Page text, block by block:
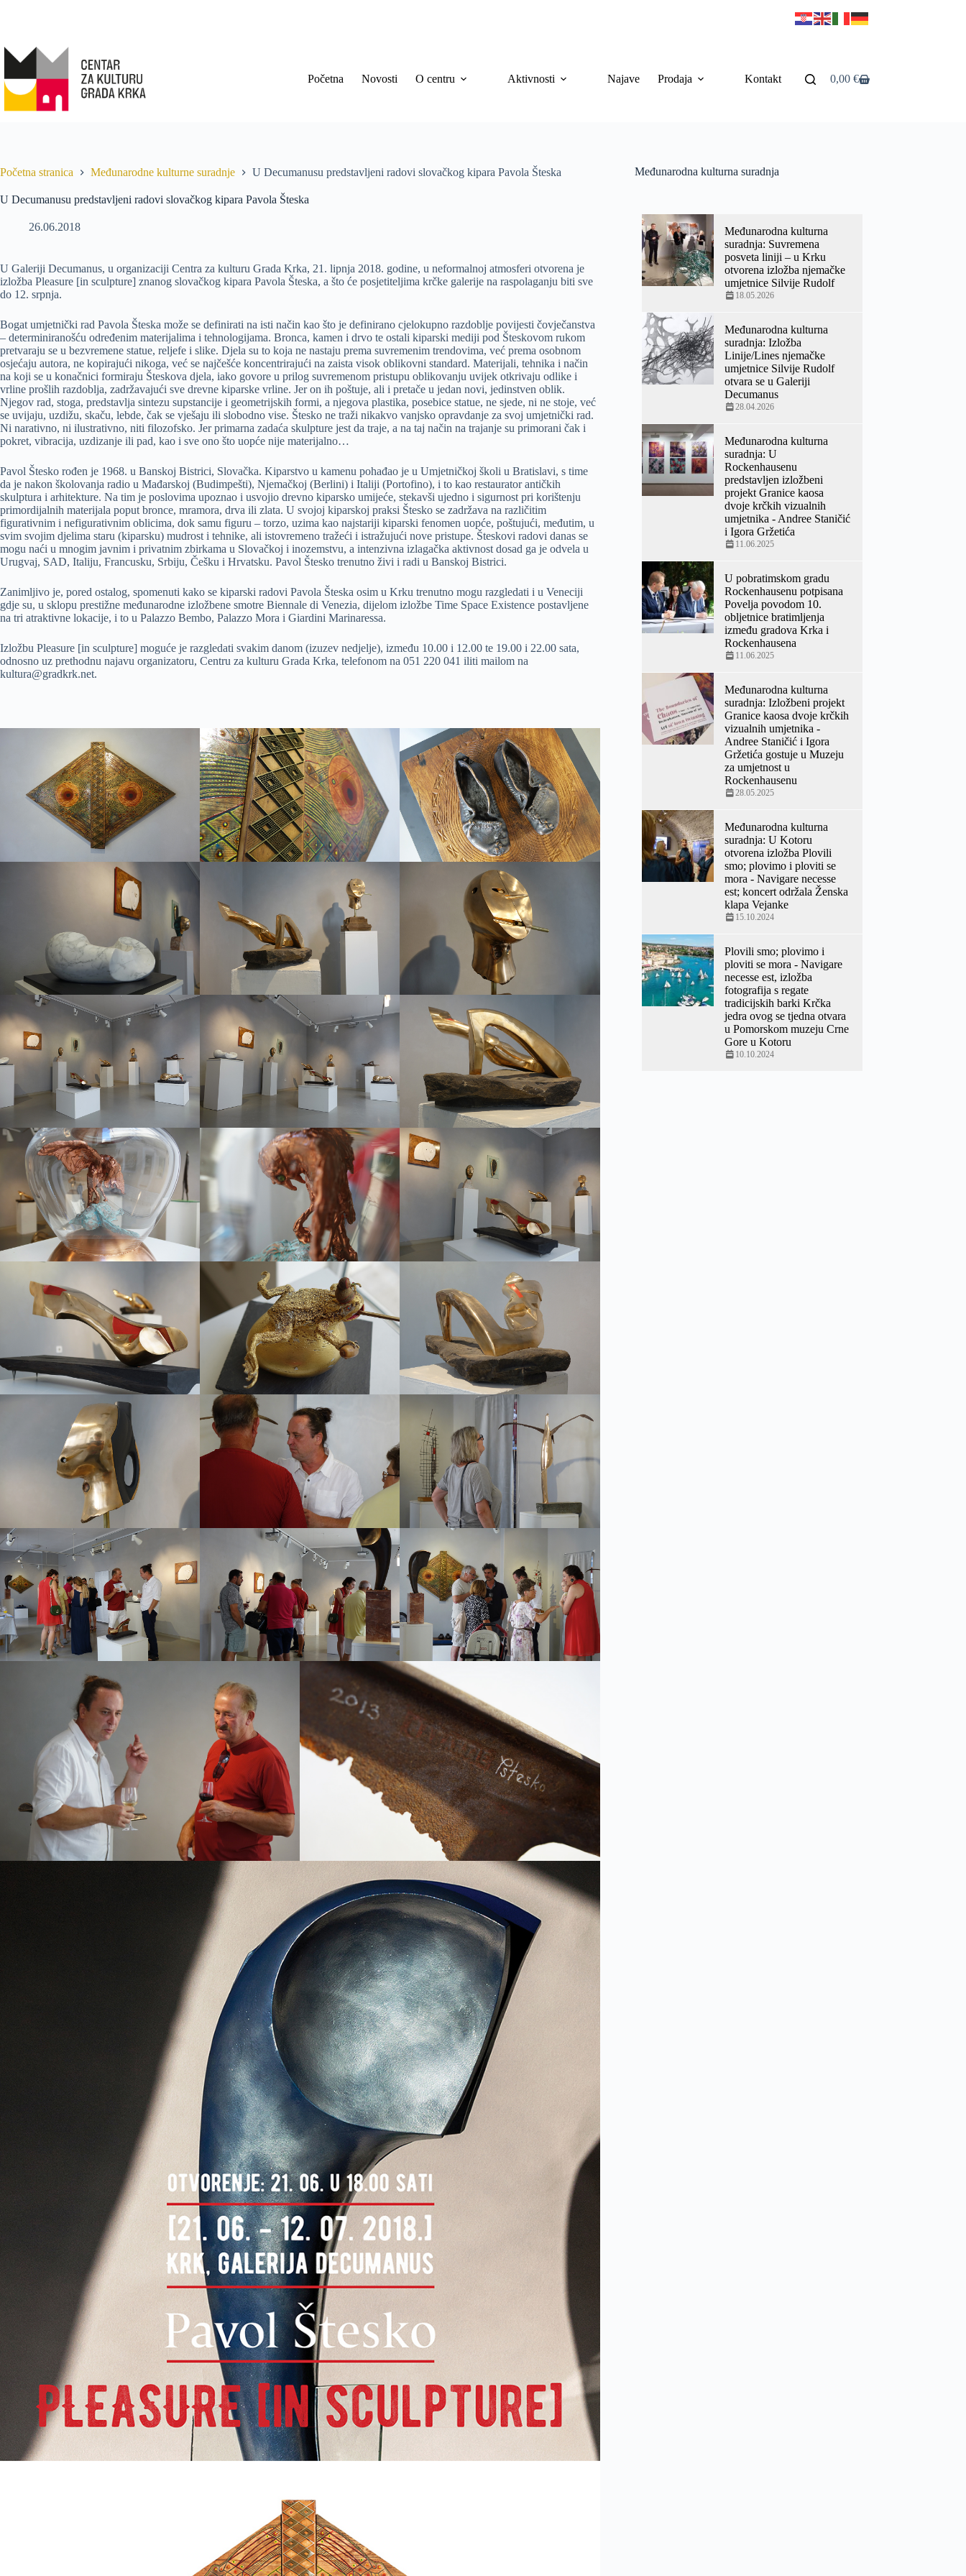
Početna Novosti O centru Aktivnosti Najave Prodaja Kontakt 0,00 €
Početna stranica Međunarodne kulturne suradnje U Decumanusu predstavljeni radovi slovačkog kipara Pavola Šteska
U Decumanusu predstavljeni radovi slovačkog kipara Pavola Šteska
26.06.2018
U Galeriji Decumanus, u organizaciji Centra za kulturu Grada Krka, 21. lipnja 2018. godine, u neformalnoj atmosferi otvorena je
izložba Pleasure [in sculpture] znanog slovačkog kipara Pavola Šteska, a što će posjetiteljima krčke galerije na raspolaganju biti sve
do 12. srpnja.
Bogat umjetnički rad Pavola Šteska može se definirati na isti način kao što je definirano cjelokupno razdoblje povijesti čovječanstva
– determiniranošću određenim materijalima i tehnologijama. Bronca, kamen i drvo te ostali kiparski mediji pod Šteskovom rukom
pretvaraju se u bezvremene statue, reljefe i slike. Djela su to koja ne nastaju prema suvremenim trendovima, već prema osobnom
osjećaju autora, ne kopirajući nikoga, već se najčešće koncentrirajući na zaista visok oblikovni standard. Materijali, tehnika i način
na koji se u konačnici formiraju Šteskova djela, iako govore u prilog suvremenom pristupu oblikovanju uvijek otkrivaju odlike i
vrline prošlih razdoblja, zadržavajući sve drevne kiparske vrline. Jer on ih poštuje, ali i pretače u jedan novi, jedinstven oblik.
Njegov rad, stoga, predstavlja sintezu supstancije i geometrijskih formi, a njegova plastika, posebice statue, ne sjede, ni ne stoje, već
se uvijaju, uzdižu, skaču, lebde, čak se vješaju ili slobodno vise. Štesko ne traži nikakvo vanjsko opravdanje za svoj umjetnički rad.
Ni narativno, ni ilustrativno, niti filozofsko. Jer primarna zadaća skulpture jest da traje, a na taj način na trajanje su primorani čak i
pokret, vibracija, uzdizanje ili pad, kao i sve ono što uopće nije materijalno…
Pavol Štesko rođen je 1968. u Banskoj Bistrici, Slovačka. Kiparstvo u kamenu pohađao je u Umjetničkoj školi u Bratislavi, s time
da je nakon školovanja radio u Mađarskoj (Budimpešti), Njemačkoj (Berlini) i Italiji (Portofino), i to kao restaurator antičkih
skulptura i arhitekture. Na tim je poslovima upoznao i usvojio drevno kiparsko umijeće, stekavši ujedno i sigurnost pri korištenju
primordijalnih materijala poput bronce, mramora, drva ili zlata. U svojoj kiparskoj praksi Štesko se zadržava na različitim
figurativnim i nefigurativnim oblicima, dok samu figuru – torzo, uzima kao najstariji kiparski fenomen uopće, poštujući, međutim, u
svim svojim djelima staru (kiparsku) mudrost i tehnike, ali istovremeno tražeći i istražujući nove pristupe. Šteskovi radovi danas se
mogu naći u mnogim javnim i privatnim zbirkama u Slovačkoj i inozemstvu, a intenzivna izlagačka aktivnost dosad ga je odvela u
Urugvaj, SAD, Italiju, Francusku, Srbiju, Češku i Hrvatsku. Pavol Štesko trenutno živi i radi u Banskoj Bistrici.
Zanimljivo je, pored ostalog, spomenuti kako se kiparski radovi Pavola Šteska osim u Krku trenutno mogu razgledati i u Veneciji
gdje su, u sklopu prestižne međunarodne izložbene smotre Biennale di Venezia, dijelom izložbe Time Space Existence postavljene
na tri atraktivne lokacije, i to u Palazzo Bembo, Palazzo Mora i Giardini Marinaressa.
Izložbu Pleasure [in sculpture] moguće je razgledati svakim danom (izuzev nedjelje), između 10.00 i 12.00 te 19.00 i 22.00 sata,
odnosno uz prethodnu najavu organizatoru, Centru za kulturu Grada Krka, telefonom na 051 220 041 iliti mailom na
kultura@gradkrk.net.
Međunarodna kulturna suradnja
Međunarodna kulturna
suradnja: Suvremena
posveta liniji – u Krku
otvorena izložba njemačke
umjetnice Silvije Rudolf
18.05.2026
Međunarodna kulturna
suradnja: Izložba
Linije/Lines njemačke
umjetnice Silvije Rudolf
otvara se u Galeriji
Decumanus
28.04.2026
Međunarodna kulturna
suradnja: U
Rockenhausenu
predstavljen izložbeni
projekt Granice kaosa
dvoje krčkih vizualnih
umjetnika - Andree Staničić
i Igora Gržetića
11.06.2025
U pobratimskom gradu
Rockenhausenu potpisana
Povelja povodom 10.
obljetnice bratimljenja
između gradova Krka i
Rockenhausena
11.06.2025
Međunarodna kulturna
suradnja: Izložbeni projekt
Granice kaosa dvoje krčkih
vizualnih umjetnika -
Andree Staničić i Igora
Gržetića gostuje u Muzeju
za umjetnost u
Rockenhausenu
28.05.2025
Međunarodna kulturna
suradnja: U Kotoru
otvorena izložba Plovili
smo; plovimo i ploviti se
mora - Navigare necesse
est; koncert održala Ženska
klapa Vejanke
15.10.2024
Plovili smo; plovimo i
ploviti se mora - Navigare
necesse est, izložba
fotografija s regate
tradicijskih barki Krčka
jedra ovog se tjedna otvara
u Pomorskom muzeju Crne
Gore u Kotoru
10.10.2024